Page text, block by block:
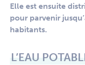
Elle est ensuite
pour parvenir
habitants.
L’EAU